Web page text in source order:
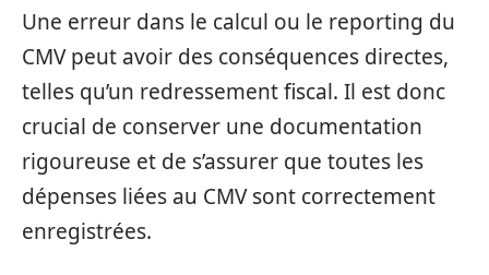
Une erreur dans le calcul ou le reporting du
CMV peut avoir des conséquences directes,
telles qu’un redressement fiscal. Il est donc
crucial de conserver une documentation
rigoureuse et de s’assurer que toutes les
dépenses liées au CMV sont correctement
enregistrées.